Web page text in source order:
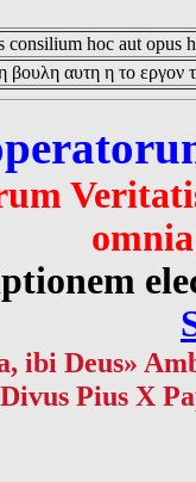
consilium hoc aut opus
αυτη η το εργον
ibi Deus»
Pius X